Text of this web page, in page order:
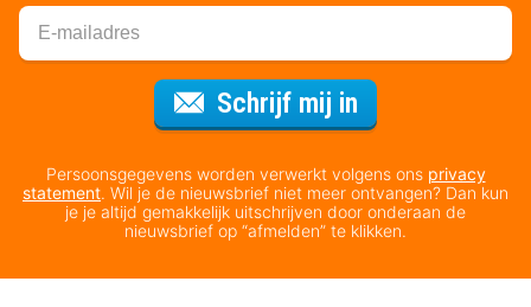
Schrijf mij in
Persoonsgegevens worden verwerkt volgens ons privacy
statement. Wil je de nieuwsbrief niet meer ontvangen? Dan kun
je je altijd gemakkelijk uitschrijven door onderaan de
nieuwsbrief op “afmelden” te klikken.